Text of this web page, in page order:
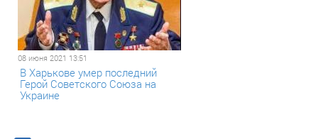
08 июня 2021 13:51
В Харькове умер последний
Герой Советского Союза на
Украине